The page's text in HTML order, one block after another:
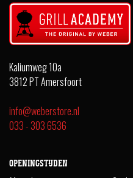
Kaliumweg 10a
3812 PT Amersfoort
info@weberstore.nl
033 - 303 6536
OPENINGSTIJDEN